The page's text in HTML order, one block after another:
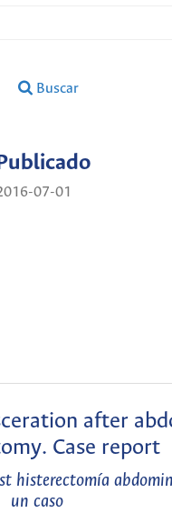
Buscar
07-01
after
Case report
histerectomía
un caso